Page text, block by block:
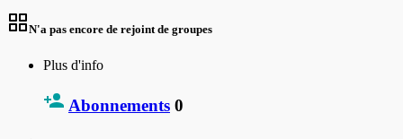
N'a pas encore de rejoint de groupes
Plus d'info
Abonnements 0